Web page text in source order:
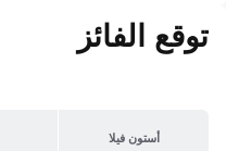
توقع الفائز
أستون فيلا